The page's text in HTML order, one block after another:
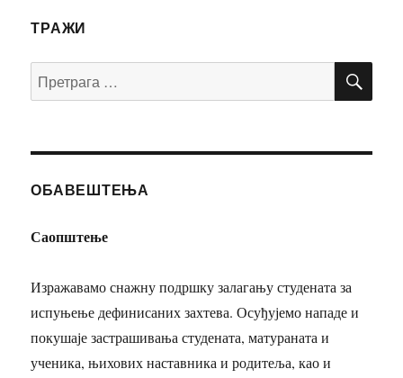
ТРАЖИ
Претрага
за:
ОБАВЕШТЕЊА
Саопштење
Изражавамо снажну подршку залагању студената за
испуњење дефинисаних захтева. Осуђујемо нападе и
покушаје застрашивања студената, матураната и
ученика, њихових наставника и родитеља, као и